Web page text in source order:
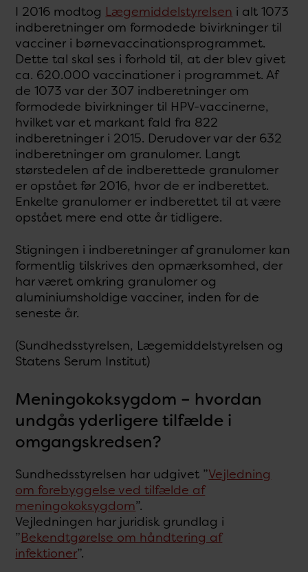
I 2016 modtog Lægemiddelstyrelsen i alt 1073
indberetninger om formodede bivirkninger til
vacciner i børnevaccinationsprogrammet.
Dette tal skal ses i forhold til, at der blev givet
ca. 620.000 vaccinationer i programmet. Af
de 1073 var der 307 indberetninger om
formodede bivirkninger til HPV-vaccinerne,
hvilket var et markant fald fra 822
indberetninger i 2015. Derudover var der 632
indberetninger om granulomer. Langt
størstedelen af de indberettede granulomer
er opstået før 2016, hvor de er indberettet.
Enkelte granulomer er indberettet til at være
opstået mere end otte år tidligere.
Stigningen i indberetninger af granulomer kan
formentlig tilskrives den opmærksomhed, der
har været omkring granulomer og
aluminiumsholdige vacciner, inden for de
seneste år.
(Sundhedsstyrelsen, Lægemiddelstyrelsen og
Statens Serum Institut)
Meningokoksygdom – hvordan
undgås yderligere tilfælde i
omgangskredsen?
Sundhedsstyrelsen har udgivet ”Vejledning
om forebyggelse ved tilfælde af
meningokoksygdom”.
Vejledningen har juridisk grundlag i
”Bekendtgørelse om håndtering af
infektioner”.